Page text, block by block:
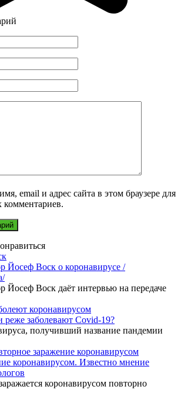
email и адрес сайта в этом браузере для
Йосеф Воск о коронавирусе /
Йосеф Воск даёт интервью на передаче
реже заболевают Covid-19?
получивший название пандемии
коронавирусом. Известно мнение
коронавирусом повторно